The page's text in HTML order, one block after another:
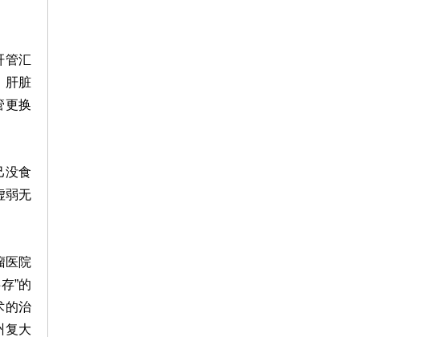
管汇
肝脏
更换
没食
弱无
医院
”的
的治
复大